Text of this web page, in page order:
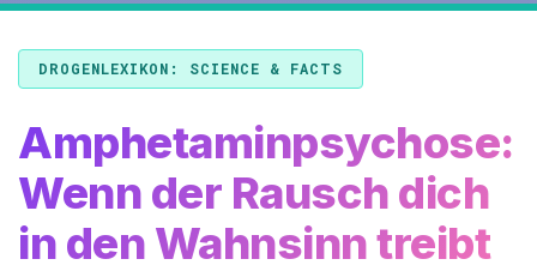
DROGENLEXIKON: SCIENCE & FACTS
Amphetaminpsychose:
Wenn der Rausch dich
in den Wahnsinn treibt